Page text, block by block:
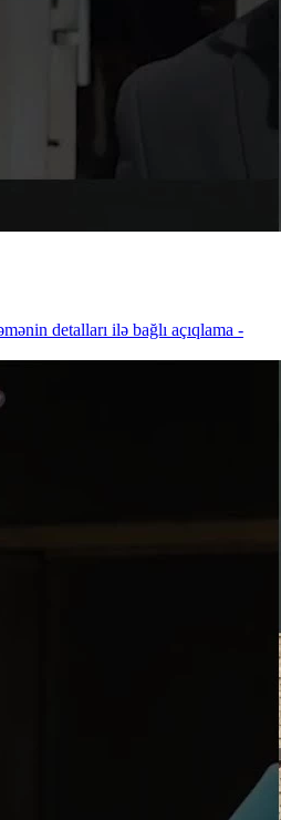
detalları ilə bağlı açıqlama -